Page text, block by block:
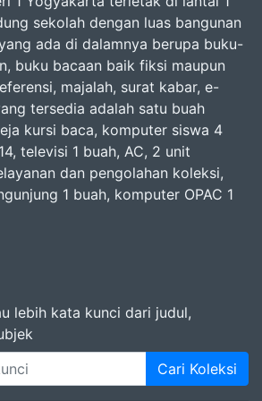
sekolah dengan luas bangunan
ada di dalamnya berupa buku-
buku bacaan baik fiksi maupun
majalah, surat kabar, e-
tersedia adalah satu buah
kursi baca, komputer siswa 4
televisi 1 buah, AC, 2 unit
dan pengolahan koleksi,
1 buah, komputer OPAC 1
lebih kata kunci dari judul,
Cari Koleksi